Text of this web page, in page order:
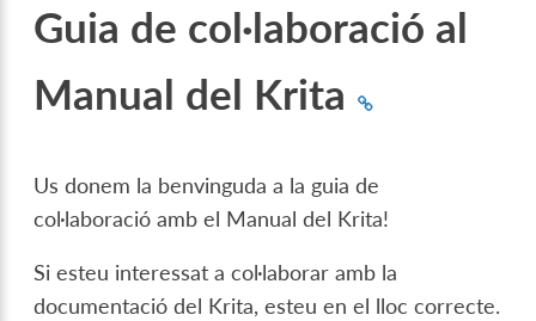
Guia de col·laboració al
Manual del Krita
Us donem la benvinguda a la guia de
col·laboració amb el Manual del Krita!
Si esteu interessat a col·laborar amb la
documentació del Krita, esteu en el lloc correcte.